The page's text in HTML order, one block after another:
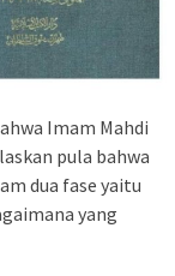
Imam Mahdi
pula bahwa
dua fase yaitu
yang